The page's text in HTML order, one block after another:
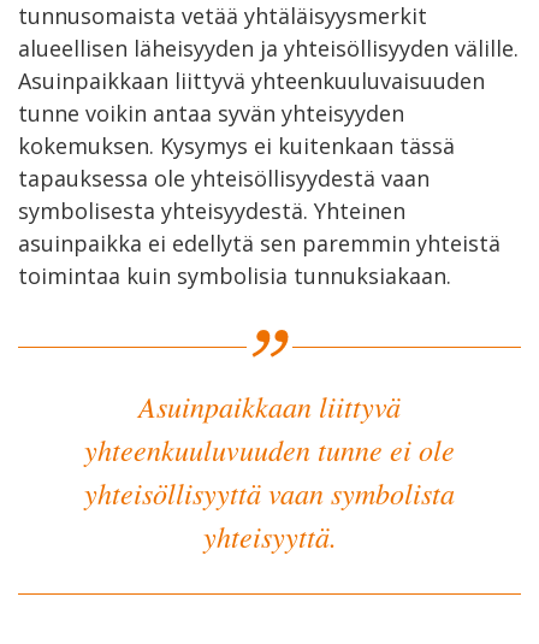
tunnusomaista vetää yhtäläisyysmerkit
alueellisen läheisyyden ja yhteisöllisyyden välille.
Asuinpaikkaan liittyvä yhteenkuuluvaisuuden
tunne voikin antaa syvän yhteisyyden
kokemuksen. Kysymys ei kuitenkaan tässä
tapauksessa ole yhteisöllisyydestä vaan
symbolisesta yhteisyydestä. Yhteinen
asuinpaikka ei edellytä sen paremmin yhteistä
toimintaa kuin symbolisia tunnuksiakaan.
Asuinpaikkaan liittyvä
yhteenkuuluvuuden tunne ei ole
yhteisöllisyyttä vaan symbolista
yhteisyyttä.